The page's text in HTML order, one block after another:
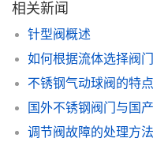
相关新闻
针型阀概述
如何根据流体选择阀
不锈钢气动球阀的特
国外不锈钢阀门与国
调节阀故障的处理方法